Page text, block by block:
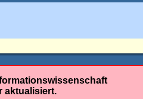
aktualisiert.